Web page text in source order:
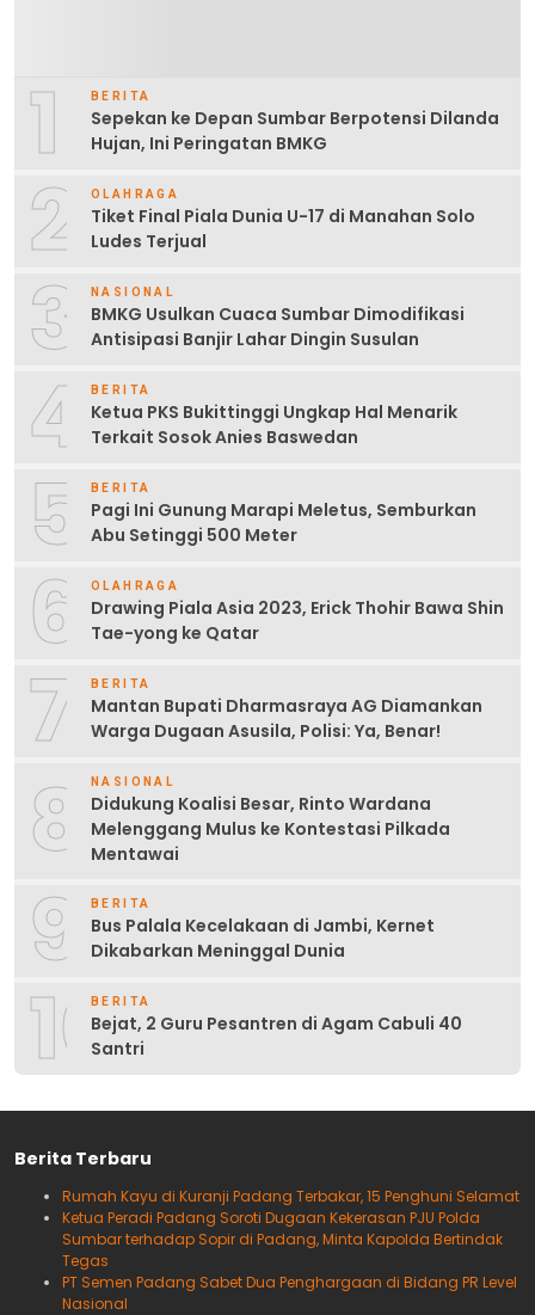
1 BERITA
Sepekan ke Depan Sumbar Berpotensi Dilanda
Hujan, Ini Peringatan BMKG
2 OLAHRAGA
Tiket Final Piala Dunia U-17 di Manahan Solo
Ludes Terjual
3 NASIONAL
BMKG Usulkan Cuaca Sumbar Dimodifikasi
Antisipasi Banjir Lahar Dingin Susulan
4 BERITA
Ketua PKS Bukittinggi Ungkap Hal Menarik
Terkait Sosok Anies Baswedan
5 BERITA
Pagi Ini Gunung Marapi Meletus, Semburkan
Abu Setinggi 500 Meter
6 OLAHRAGA
Drawing Piala Asia 2023, Erick Thohir Bawa Shin
Tae-yong ke Qatar
7 BERITA
Mantan Bupati Dharmasraya AG Diamankan
Warga Dugaan Asusila, Polisi: Ya, Benar!
8 NASIONAL
Didukung Koalisi Besar, Rinto Wardana
Melenggang Mulus ke Kontestasi Pilkada
Mentawai
9 BERITA
Bus Palala Kecelakaan di Jambi, Kernet
Dikabarkan Meninggal Dunia
10BERITA
Bejat, 2 Guru Pesantren di Agam Cabuli 40
Santri
Berita Terbaru
Rumah Kayu di Kuranji Padang Terbakar, 15 Penghuni Selamat
Ketua Peradi Padang Soroti Dugaan Kekerasan PJU Polda
Sumbar terhadap Sopir di Padang, Minta Kapolda Bertindak
Tegas
PT Semen Padang Sabet Dua Penghargaan di Bidang PR Level
Nasional